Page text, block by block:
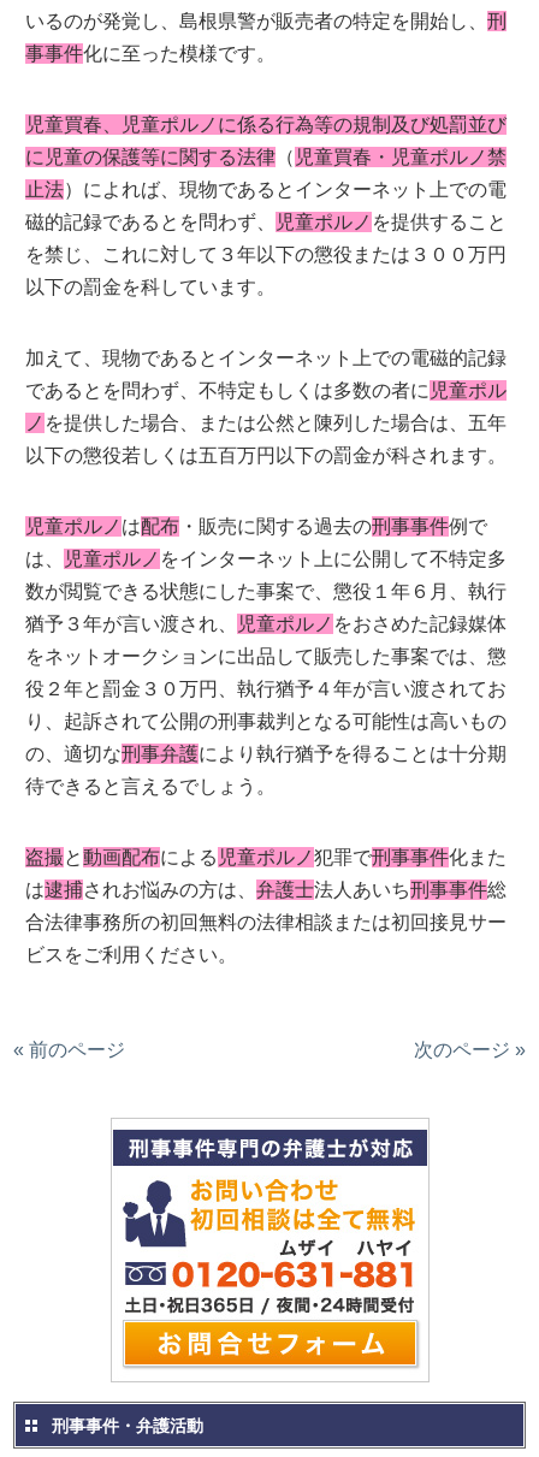
いるのが発覚し、島根県警が販売者の特定を開始し、刑
事事件化に至った模様です。
児童買春、児童ポルノに係る行為等の規制及び処罰並び
に児童の保護等に関する法律 （ 児童買春・児童ポルノ禁
止法）によれば、現物であるとインターネット上での電
磁的記録であるとを問わず、
児童ポルノ を提供すること
を禁じ、これに対して３年以下の懲役または３００万円
以下の罰金を科しています。
加えて、現物であるとインターネット上での電磁的記録
であるとを問わず、不特定もしくは多数の者に 児童ポル
ノ を提供した場合、または公然と陳列した場合は、五年
以下の懲役若しくは五百万円以下の罰金が科されます。
児童ポルノ は配布 ・販売に関する過去の刑事事件例で
は、
児童ポルノ をインターネット上に公開して不特定多
数が閲覧できる状態にした事案で、懲役１年６月、執行
猶予３年が言い渡され、
児童ポルノ をおさめた記録媒体
をネットオークションに出品して販売した事案では、懲
役２年と罰金３０万円、執行猶予４年が言い渡されてお
り、起訴されて公開の刑事裁判となる可能性は高いもの
の、適切な刑事弁護により執行猶予を得ることは十分期
待できると言えるでしょう。
盗撮と動画配布による 児童ポルノ犯罪で刑事事件化また
は逮捕されお悩みの方は、弁護士法人あいち刑事事件総
合法律事務所の初回無料の法律相談または初回接見サー
ビスをご利用ください。
« 前のページ 次のページ »
刑事事件・弁護活動